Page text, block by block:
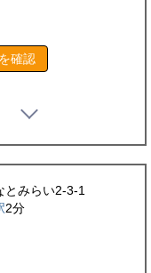
確認
とみらい2-3-1
2分